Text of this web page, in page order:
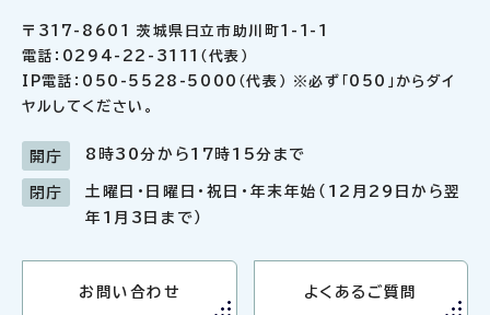
〒317-8601 茨城県日立市助川町1-1-1
電話：0294-22-3111（代表）
IP電話：050-5528-5000（代表） ※必ず「050」からダイ
ヤルしてください。
開庁 8時30分から17時15分まで
閉庁
土曜日・日曜日・祝日・年末年始（12月29日から翌
年1月3日まで）
お問い合わせ よくあるご質問